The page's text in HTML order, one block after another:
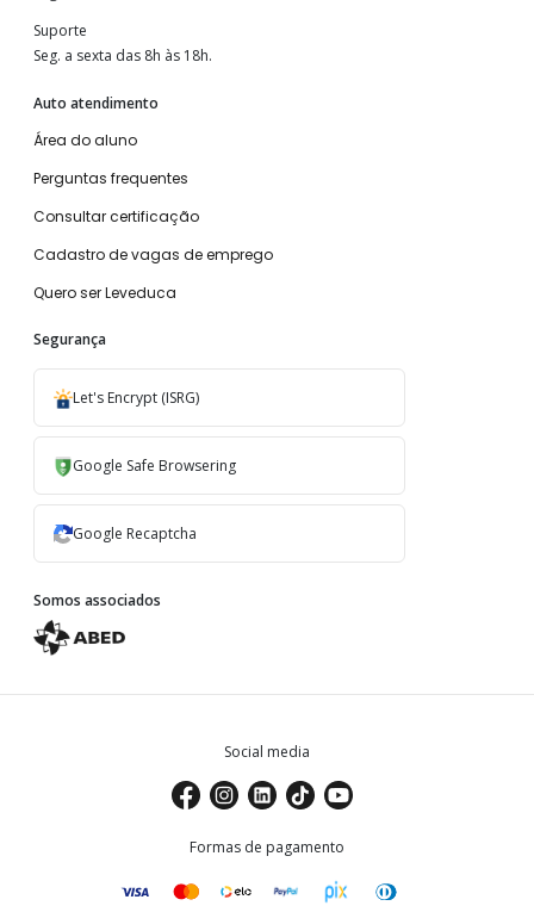
Suporte
Seg. a sexta das 8h às 18h.
Auto atendimento
Área do aluno
Perguntas frequentes
Consultar certificação
Cadastro de vagas de emprego
Quero ser Leveduca
Segurança
Let's Encrypt (ISRG)
Google Safe Browsering
Google Recaptcha
Somos associados
Social media
Formas de pagamento